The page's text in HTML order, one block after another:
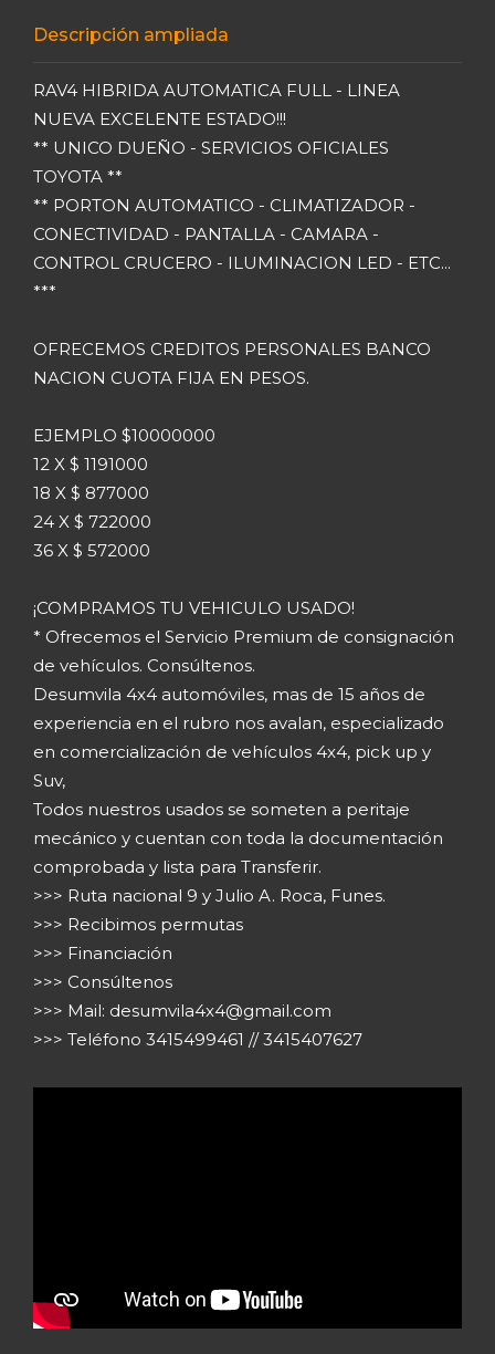
Descripción ampliada
RAV4 HIBRIDA AUTOMATICA FULL - LINEA
NUEVA EXCELENTE ESTADO!!!
** UNICO DUEÑO - SERVICIOS OFICIALES
TOYOTA **
** PORTON AUTOMATICO - CLIMATIZADOR -
CONECTIVIDAD - PANTALLA - CAMARA -
CONTROL CRUCERO - ILUMINACION LED - ETC...
***
OFRECEMOS CREDITOS PERSONALES BANCO
NACION CUOTA FIJA EN PESOS.
EJEMPLO $10000000
12 X $ 1191000
18 X $ 877000
24 X $ 722000
36 X $ 572000
¡COMPRAMOS TU VEHICULO USADO!
* Ofrecemos el Servicio Premium de consignación
de vehículos. Consúltenos.
Desumvila 4x4 automóviles, mas de 15 años de
experiencia en el rubro nos avalan, especializado
en comercialización de vehículos 4x4, pick up y
Suv,
Todos nuestros usados se someten a peritaje
mecánico y cuentan con toda la documentación
comprobada y lista para Transferir.
>>> Ruta nacional 9 y Julio A. Roca, Funes.
>>> Recibimos permutas
>>> Financiación
>>> Consúltenos
>>> Mail: desumvila4x4@gmail.com
>>> Teléfono 3415499461 // 3415407627